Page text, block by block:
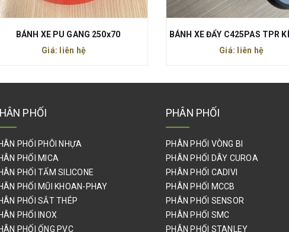
Giá: liên hệ
Giá: liên hệ
PHỐI
PHỐI PHÔI NHỰA
PHỐI MICA
PHỐI TẤM SILICONE
PHỐI MŨI KHOAN-PHAY
PHỐI SẮT THÉP
PHỐI INOX
PHỐI ỐNG PVC
PHÂN PHỐI
PHÂN PHỐI VÒNG BI
PHÂN PHỐI DÂY CUROA
PHÂN PHỐI CADIVI
PHÂN PHỐI MCCB
PHÂN PHỐI SENSOR
PHÂN PHỐI SMC
PHÂN PHỐI STANLEY